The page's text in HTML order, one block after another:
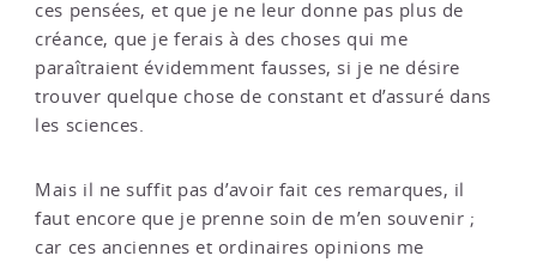
ces pensées, et que je ne leur donne pas plus de
créance, que je ferais à des choses qui me
paraîtraient évidemment fausses, si je ne désire
trouver quelque chose de constant et d’assuré dans
les sciences.
Mais il ne suffit pas d’avoir fait ces remarques, il
faut encore que je prenne soin de m’en souvenir ;
car ces anciennes et ordinaires opinions me